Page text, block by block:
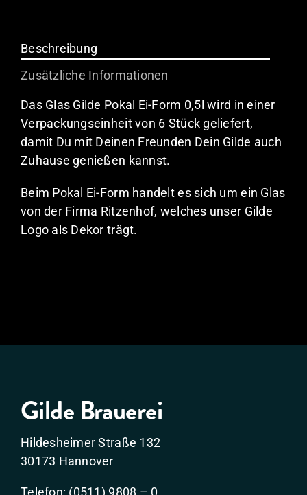
0,5l
(6
Stück)
Menge
Beschreibung
Zusätzliche Informationen
Das Glas Gilde Pokal Ei-Form 0,5l wird in einer
Verpackungseinheit von 6 Stück geliefert,
damit Du mit Deinen Freunden Dein Gilde auch
Zuhause genießen kannst.
Beim Pokal Ei-Form handelt es sich um ein Glas
von der Firma Ritzenhof, welches unser Gilde
Logo als Dekor trägt.
Gilde Brauerei
Hildesheimer Straße 132
30173 Hannover
Telefon: (0511) 9808 – 0